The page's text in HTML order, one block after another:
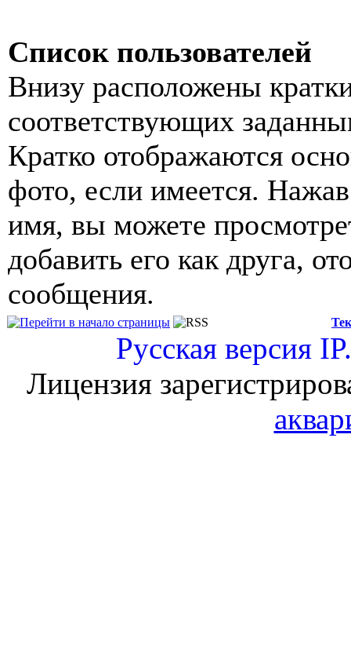
Список пользователей
Внизу расположены
соответствующих
Кратко отображаются
фото, если имеется.
имя, вы можете
добавить его как друга,
сообщения.
Русская версия
Лицензия